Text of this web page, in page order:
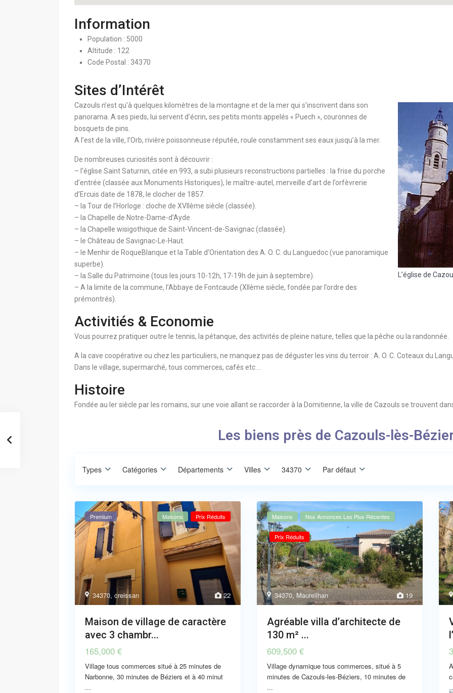
Information
Population : 5000
Altitude : 122
Code Postal : 34370
Sites d’Intérêt
L’église de
Cazouls n’est qu’à quelques kilomètres de la montagne et de la mer qui s’inscrivent dans son
panorama. A ses pieds, lui servent d’écrin, ses petits monts appelés « Puech », couronnes de
bosquets de pins.
A l’est de la ville, l’Orb, rivière poissonneuse réputée, roule constamment ses eaux jusqu’à la mer.
De nombreuses curiosités sont à découvrir :
– l’église Saint Saturnin, citée en 993, a subi plusieurs reconstructions partielles : la frise du porche
d’entrée (classée aux Monuments Historiques), le maître-autel, merveille d’art de l’orfèvrerie
d’Ercuis date de 1878, le clocher de 1857.
– la Tour de l’Horloge : cloche de XVIIème siècle (classée).
– la Chapelle de Notre-Dame-d’Ayde.
– la Chapelle wisigothique de Saint-Vincent-de-Savignac (classée).
– le Château de Savignac-Le-Haut.
– le Menhir de RoqueBlanque et la Table d’Orientation des A. O. C. du Languedoc (vue panoramique
superbe).
– la Salle du Patrimoine (tous les jours 10-12h, 17-19h de juin à septembre).
– A la limite de la commune, l’Abbaye de Fontcaude (XIIème siècle, fondée par l’ordre des
prémontrés).
Activitiés & Economie
Vous pourrez pratiquer outre le tennis, la pétanque, des activités de pleine nature, telles que la pêche ou la randonnée.
A la cave coopérative ou chez les particuliers, ne manquez pas de déguster les vins du terroir : A. O. C. Coteaux du
Dans le village, supermarché, tous commerces, cafés etc …
Histoire
Fondée au Ier siècle par les romains, sur une voie allant se raccorder à la Domitienne, la ville de Cazouls se trouvent
Les biens près de Cazouls-lès-
Types Catégories Départements Villes 34370 Par défaut
22
34370, creissan
Premium Maisons Prix Réduits
Maison de village de caractère
avec 3 chambr...
165,000 €
Village tous commerces situé à 25 minutes de
Narbonne, 30 minutes de Béziers et à 40 minut
...
19
34370, Maureilhan
Maisons Nos Annonces Les Plus Récentes
Prix Réduits
Agréable villa d’architecte de
130 m² ...
609,500 €
Village dynamique tous commerces, situé à 5
minutes de Cazouls-les-Béziers, 10 minutes de
...